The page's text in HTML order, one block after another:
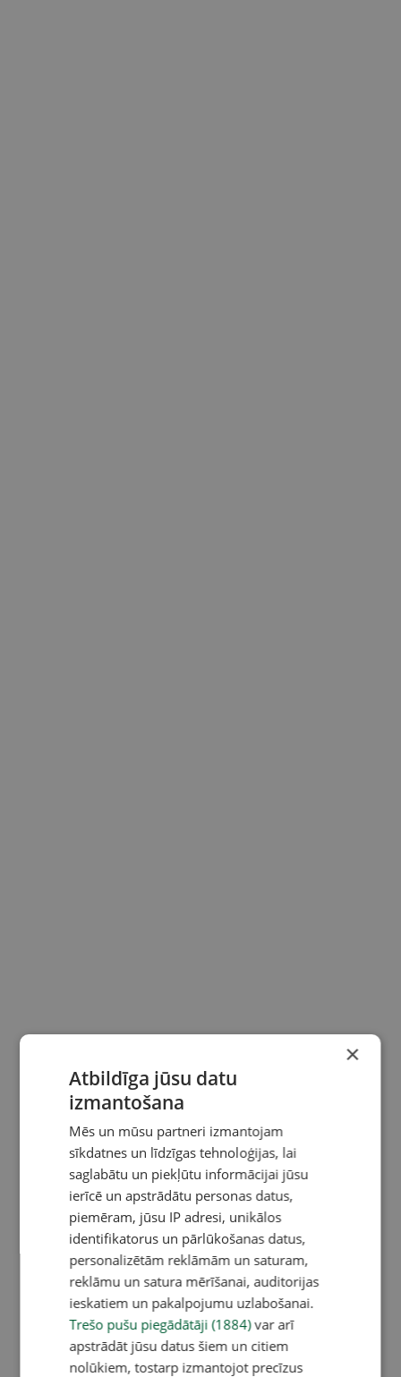
×
Atbildīga jūsu datu
izmantošana
Mēs un mūsu partneri izmantojam
sīkdatnes un līdzīgas tehnoloģijas, lai
saglabātu un piekļūtu informācijai jūsu
ierīcē un apstrādātu personas datus,
piemēram, jūsu IP adresi, unikālos
identifikatorus un pārlūkošanas datus,
personalizētām reklāmām un saturam,
reklāmu un satura mērīšanai, auditorijas
ieskatiem un pakalpojumu uzlabošanai.
Trešo pušu piegādātāji (1884)var arī
apstrādāt jūsu datus šiem un citiem
nolūkiem, tostarp izmantojot precīzus